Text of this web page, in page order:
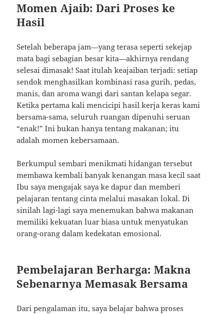
Momen Ajaib: Dari Proses ke
Hasil
Setelah beberapa jam—yang terasa seperti sekejap
mata bagi sebagian besar kita—akhirnya rendang
selesai dimasak! Saat itulah keajaiban terjadi: setiap
sendok menghasilkan kombinasi rasa gurih, pedas,
manis, dan aroma wangi dari santan kelapa segar.
Ketika pertama kali mencicipi hasil kerja keras kami
bersama-sama, seluruh ruangan dipenuhi seruan
“enak!” Ini bukan hanya tentang makanan; itu
adalah momen kebersamaan.
Berkumpul sembari menikmati hidangan tersebut
membawa kembali banyak kenangan masa kecil saat
Ibu saya mengajak saya ke dapur dan memberi
pelajaran tentang cinta melalui masakan lokal. Di
sinilah lagi-lagi saya menemukan bahwa makanan
memiliki kekuatan luar biasa untuk menyatukan
orang-orang dalam kedekatan emosional.
Pembelajaran Berharga: Makna
Sebenarnya Memasak Bersama
Dari pengalaman itu, saya belajar bahwa proses